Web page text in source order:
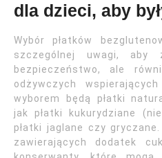
dla dzieci, aby
Wybór płatków
szczególnej uwagi,
bezpieczeństwo, ale
odżywczych
wyborem będą płatki
jak płatki kukurydziane
płatki jaglane czy
zawierających dodatek